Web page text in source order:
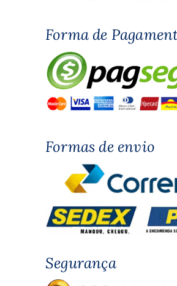
Forma de
Formas de envio
Segurança